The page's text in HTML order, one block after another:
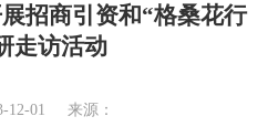
招商引资和“格桑花行
走访活动
12-01 来源：